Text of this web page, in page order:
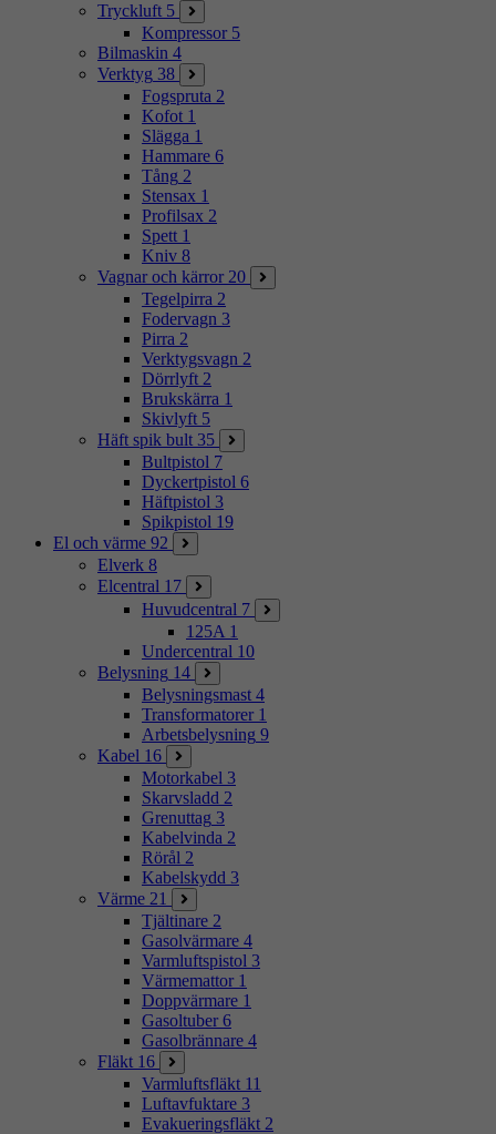
Tryckluft 5
Kompressor 5
Bilmaskin 4
Verktyg 38
Fogspruta 2
Kofot 1
Slägga 1
Hammare 6
Tång 2
Stensax 1
Profilsax 2
Spett 1
Kniv 8
Vagnar och kärror 20
Tegelpirra 2
Fodervagn 3
Pirra 2
Verktygsvagn 2
Dörrlyft 2
Brukskärra 1
Skivlyft 5
Häft spik bult 35
Bultpistol 7
Dyckertpistol 6
Häftpistol 3
Spikpistol 19
El och värme 92
Elverk 8
Elcentral 17
Huvudcentral 7
125A 1
Undercentral 10
Belysning 14
Belysningsmast 4
Transformatorer 1
Arbetsbelysning 9
Kabel 16
Motorkabel 3
Skarvsladd 2
Grenuttag 3
Kabelvinda 2
Rörål 2
Kabelskydd 3
Värme 21
Tjältinare 2
Gasolvärmare 4
Varmluftspistol 3
Värmemattor 1
Doppvärmare 1
Gasoltuber 6
Gasolbrännare 4
Fläkt 16
Varmluftsfläkt 11
Luftavfuktare 3
Evakueringsfläkt 2